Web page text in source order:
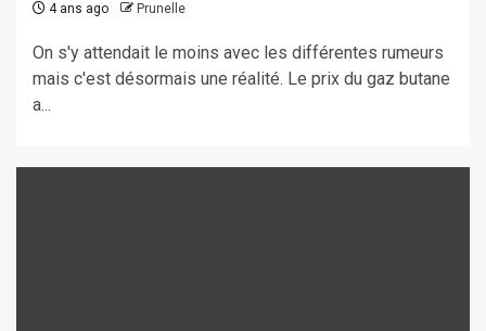
4 ans ago Prunelle
On s'y attendait le moins avec les différentes rumeurs
mais c'est désormais une réalité. Le prix du gaz butane
a...